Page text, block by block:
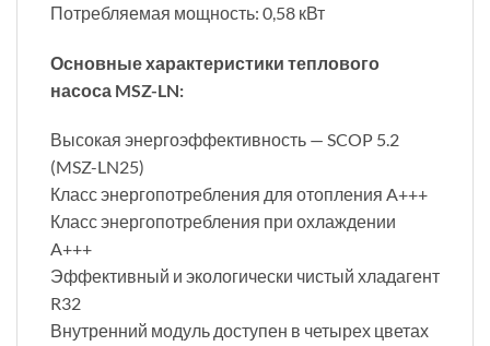
Потребляемая мощность: 0,58 кВт
Основные характеристики теплового
насоса MSZ-LN:
Высокая энергоэффективность — SCOP 5.2
(MSZ-LN25)
Класс энергопотребления для отопления A+++
Класс энергопотребления при охлаждении
A+++
Эффективный и экологически чистый хладагент
R32
Внутренний модуль доступен в четырех цветах